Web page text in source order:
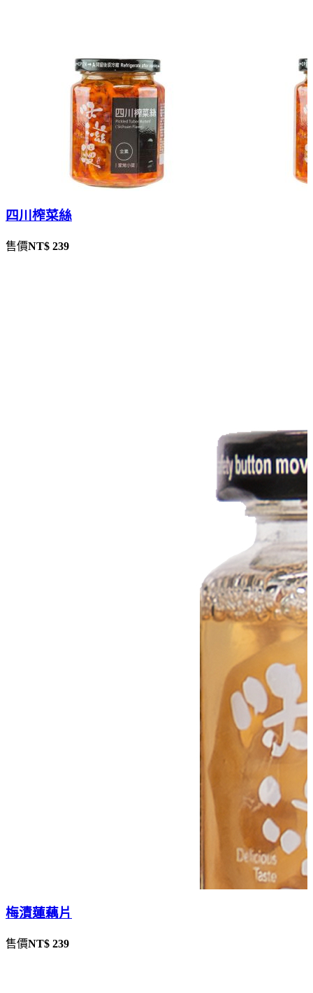
四川榨菜絲
售價NT$ 239
梅漬蓮藕片
售價NT$ 239